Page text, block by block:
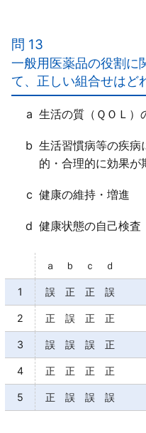
を起こしやすいものが多
ｂ○
ｃ×
表示されている使用期
れた場合に品質が保持
ｄ○
問 13
一般用医薬品の役割に
て、正しい組合せはど
a 生活の質（ＱＯＬ）
b 生活習慣病等の疾病
的・合理的に効果が
c 健康の維持・増進
d 健康状態の自己検査
ａ ｂ ｃ ｄ
1 誤 正 正 誤
2 正 誤 正 正
3 誤 誤 誤 正
4 正 正 正 正
5 正 誤 誤 誤